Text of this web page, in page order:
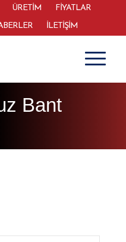
ÜRETİM
FİYATLAR
İLETİŞİM
Bant